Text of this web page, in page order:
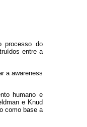
processo do
entre a
a awareness
humano e
e Knud
como base a